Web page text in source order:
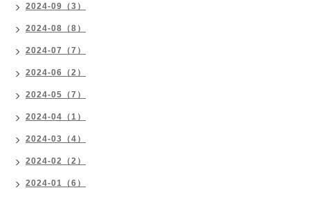
2024-09（3）
2024-08（8）
2024-07（7）
2024-06（2）
2024-05（7）
2024-04（1）
2024-03（4）
2024-02（2）
2024-01（6）